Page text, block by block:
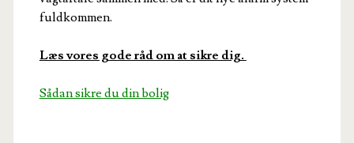
fuldkommen.
Læs vores gode råd om at sikre dig.
Sådan sikre du din bolig